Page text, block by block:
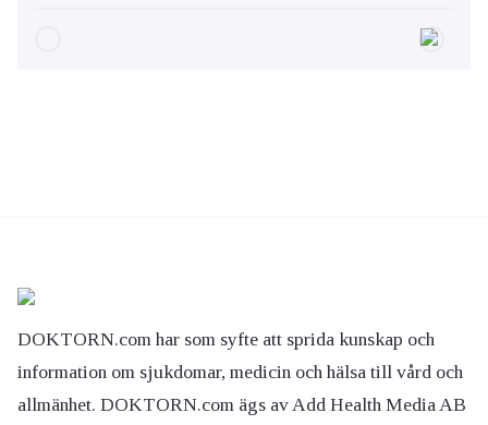
DOKTORN.com har som syfte att sprida kunskap och
information om sjukdomar, medicin och hälsa till vård och
allmänhet. DOKTORN.com ägs av Add Health Media AB